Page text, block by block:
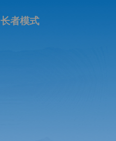
长者模式